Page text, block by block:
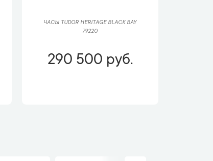
ЧАСЫ TUDOR HERITAGE BLACK BAY
79220
290 500 руб.